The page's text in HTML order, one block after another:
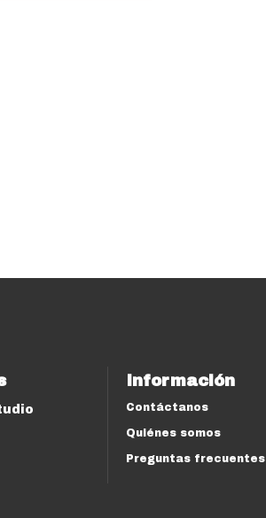
Información
Contáctanos
Quiénes somos
Preguntas frecuentes